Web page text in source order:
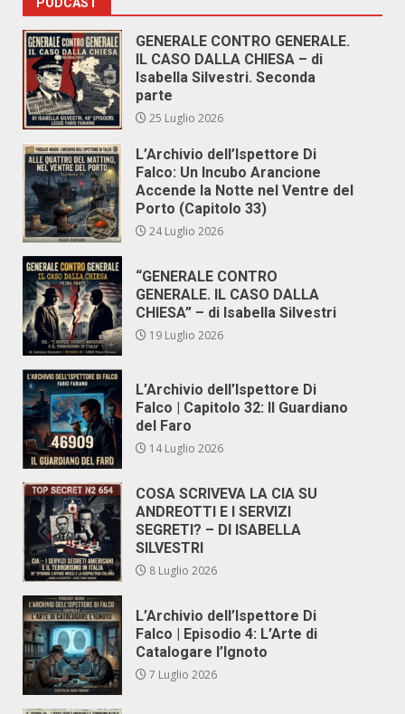
GENERALE CONTRO GENERALE.
IL CASO DALLA CHIESA – di
Isabella Silvestri. Seconda
parte
25 Luglio 2026
L’Archivio dell’Ispettore Di
Falco: Un Incubo Arancione
Accende la Notte nel Ventre del
Porto (Capitolo 33)
24 Luglio 2026
“GENERALE CONTRO
GENERALE. IL CASO DALLA
CHIESA” – di Isabella Silvestri
19 Luglio 2026
L’Archivio dell’Ispettore Di
Falco | Capitolo 32: Il Guardiano
del Faro
14 Luglio 2026
COSA SCRIVEVA LA CIA SU
ANDREOTTI E I SERVIZI
SEGRETI? – DI ISABELLA
SILVESTRI
8 Luglio 2026
L’Archivio dell’Ispettore Di
Falco | Episodio 4: L’Arte di
Catalogare l’Ignoto
7 Luglio 2026